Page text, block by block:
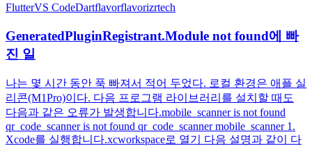
FlutterVS CodeDartflavorflavorizrtech
GeneratedPluginRegistrant.Module not found에 빠
진 일
나는 몇 시간 동안 푹 빠져서 적어 두었다. 로컬 환경은 애플 실
리콘(M1Pro)이다. 다음 프로그램 라이브러리를 설치할 때도
다음과 같은 오류가 발생합니다.mobile_scanner is not found
qr_code_scanner is not found qr_code_scanner mobile_scanner 1.
Xcode를 실행합니다.xcworkspace로 열기 다음 설명과 같이 다